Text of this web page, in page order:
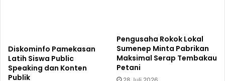
Diskominfo Pamekasan
Latih Siswa Public
Speaking dan Konten
Publik
Pengusaha Rokok Lokal
Sumenep Minta Pabrikan
Maksimal Serap Tembakau
Petani